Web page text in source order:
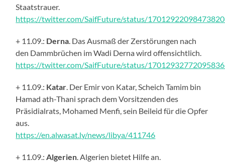
Staatstrauer.
https://twitter.com/SaifFuture/status/
+ 11.09.: Derna . Das Ausmaß der Zerstörungen nach
den Dammbrüchen im Wadi Derna wird offensichtlich.
https://twitter.com/SaifFuture/status/
+ 11.09.: Katar . Der Emir von Katar, Scheich Tamim bin
Hamad ath-Thani sprach dem Vorsitzenden des
Präsidialrats, Mohamed Menfi, sein Beileid für die Opfer
aus.
https://en.alwasat.ly/news/libya/411746
+ 11.09.: Algerien . Algerien bietet Hilfe an.